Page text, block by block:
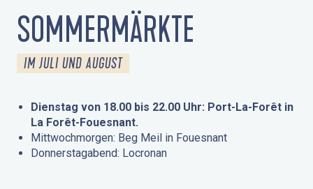
SOMMERMÄRKTE
IM JULI UND AUGUST
Dienstag von 18.00 bis 22.00 Uhr: Port-La-Forêt in
La Forêt-Fouesnant.
Mittwochmorgen: Beg Meil in Fouesnant
Donnerstagabend: Locronan